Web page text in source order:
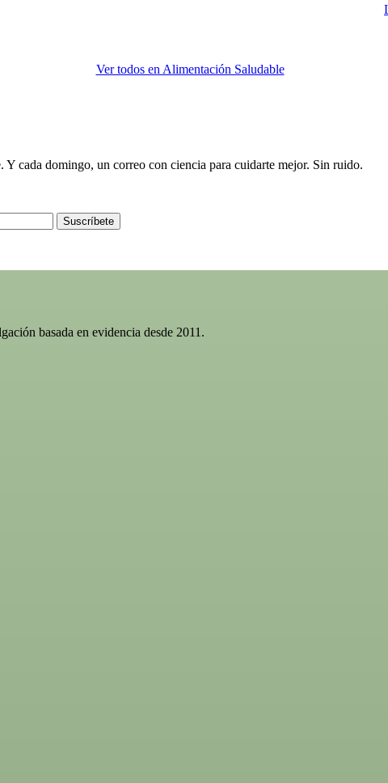
Ver todos en Alimentación Saludable
cada domingo, un correo con ciencia para cuidarte mejor. Sin ruido.
Suscríbete
basada en evidencia desde 2011.